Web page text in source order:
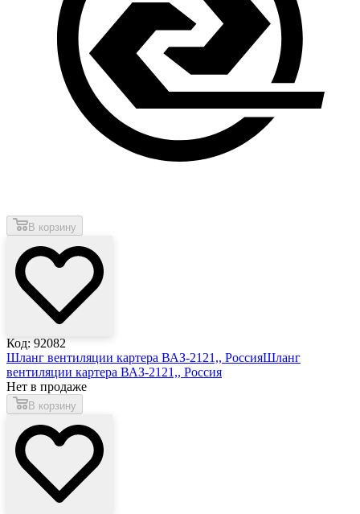
В корзину
Код: 92082
Шланг вентиляции картера ВАЗ-2121,, РоссияШланг
вентиляции картера ВАЗ-2121,, Россия
Нет в продаже
В корзину